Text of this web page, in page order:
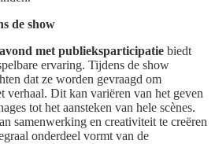
de show
met publieksparticipatie biedt
ervaring. Tijdens de show
dat ze worden gevraagd om
verhaal. Dit kan variëren van het geven
tot het aansteken van hele scènes.
samenwerking en creativiteit te creëren
onderdeel vormt van de